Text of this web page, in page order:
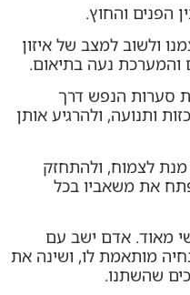
הפנים והחוץ.
ולשוב למצב של איזון
והמערכת נעה בתיאום.
סערות הנפש דרך
ותנועה, ולהרגיע אותן
מנת לצמוח, ולהתחזק
את משאביו בכל
מאוד. אדם ישב עם
מותאמת לו, ושינה את
שהשתנו.